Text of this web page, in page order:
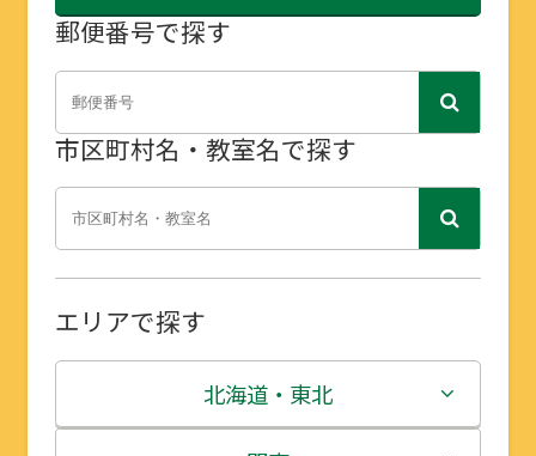
郵便番号で探す
市区町村名・教室名で探す
エリアで探す
北海道・東北